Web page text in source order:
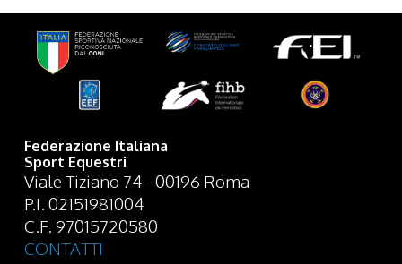
Federazione Italiana
Sport Equestri
Viale Tiziano 74 - 00196 Roma
P.I. 02151981004
C.F. 97015720580
CONTATTI